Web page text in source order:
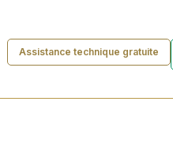
Assistance technique gratuite